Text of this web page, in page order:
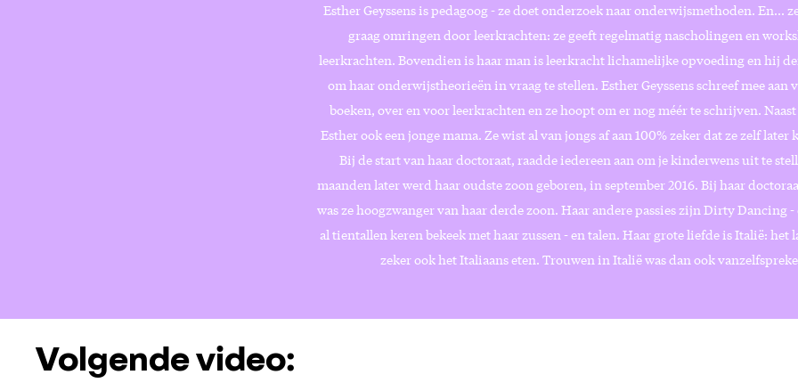
Esther Geyssens is pedagoog - ze doet onderzoek naar onderwijsmethoden. En...
graag omringen door leerkrachten: ze geeft regelmatig nascholingen en
leerkrachten. Bovendien is haar man is leerkracht lichamelijke opvoeding en hij
om haar onderwijstheorieën in vraag te stellen. Esther Geyssens schreef mee aan
boeken, over en voor leerkrachten en ze hoopt om er nog méér te schrijven.
Esther ook een jonge mama. Ze wist al van jongs af aan 100% zeker dat ze zelf
Bij de start van haar doctoraat, raadde iedereen aan om je kinderwens uit te
maanden later werd haar oudste zoon geboren, in september 2016. Bij haar
was ze hoogzwanger van haar derde zoon. Haar andere passies zijn Dirty Dancing
al tientallen keren bekeek met haar zussen - en talen. Haar grote liefde is Italië: het
zeker ook het Italiaans eten. Trouwen in Italië was dan ook
Volgende video: